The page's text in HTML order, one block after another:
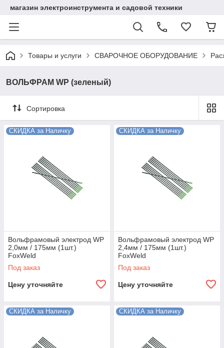
магазин электроинструмента и садовой техники
Товары и услуги СВАРОЧНОЕ ОБОРУДОВАНИЕ
ВОЛЬФРАМ WP (зеленый)
Сортировка
СКИДКА за Наличку
Вольфрамовый электрод WP
2,0мм / 175мм (1шт.)
FoxWeld
Под заказ
Цену уточняйте
СКИДКА за Наличку
Вольфрамовый электрод WP
2,4мм / 175мм (1шт.)
FoxWeld
Под заказ
Цену уточняйте
СКИДКА за Наличку СКИДКА за Наличку